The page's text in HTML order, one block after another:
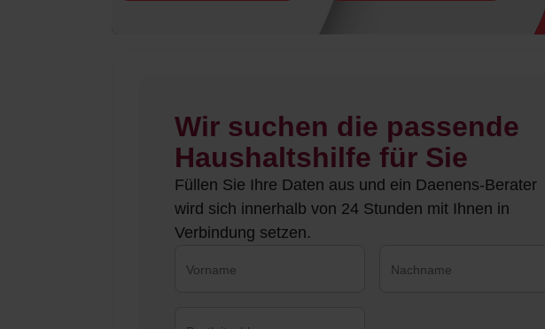
Wir suchen die passende
Haushaltshilfe für Sie
Füllen Sie Ihre Daten aus und ein Daenens-Berater
wird sich innerhalb von 24 Stunden mit Ihnen in
Verbindung setzen.